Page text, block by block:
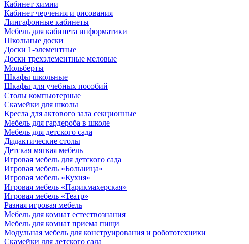
Кабинет химии
Кабинет черчения и рисования
Лингафонные кабинеты
Мебель для кабинета информатики
Школьные доски
Доски 1-элементные
Доски трехэлементные меловые
Мольберты
Шкафы школьные
Шкафы для учебных пособий
Столы компьютерные
Скамейки для школы
Кресла для актового зала секционные
Мебель для гардероба в школе
Мебель для детского сада
Дидактические столы
Детская мягкая мебель
Игровая мебель для детского сада
Игровая мебель «Больница»
Игровая мебель «Кухня»
Игровая мебель «Парикмахерская»
Игровая мебель «Театр»
Разная игровая мебель
Мебель для комнат естествознания
Мебель для комнат приема пищи
Модульная мебель для конструирования и робототехники
Скамейки для детского сада